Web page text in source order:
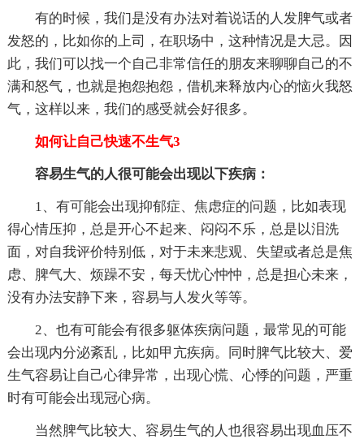
有的时候，我们是没有办法对着说话的人发脾气或者
发怒的，比如你的上司，在职场中，这种情况是大忌。因
此，我们可以找一个自己非常信任的朋友来聊聊自己的不
满和怒气，也就是抱怨抱怨，借机来释放内心的恼火我怒
气，这样以来，我们的感受就会好很多。
如何让自己快速不生气3
容易生气的人很可能会出现以下疾病：
1、有可能会出现抑郁症、焦虑症的问题，比如表现
得心情压抑，总是开心不起来、闷闷不乐，总是以泪洗
面，对自我评价特别低，对于未来悲观、失望或者总是焦
虑、脾气大、烦躁不安，每天忧心忡忡，总是担心未来，
没有办法安静下来，容易与人发火等等。
2、也有可能会有很多躯体疾病问题，最常见的可能
会出现内分泌紊乱，比如甲亢疾病。同时脾气比较大、爱
生气容易让自己心律异常，出现心慌、心悸的问题，严重
时有可能会出现冠心病。
当然脾气比较大、容易生气的人也很容易出现血压不